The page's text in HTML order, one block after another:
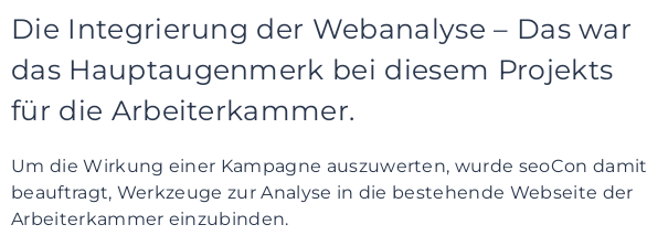
Die Integrierung der Webanalyse – Das war
das Hauptaugenmerk bei diesem Projekts
für die Arbeiterkammer.
Um die Wirkung einer Kampagne auszuwerten, wurde seoCon damit
beauftragt, Werkzeuge zur Analyse in die bestehende Webseite der
Arbeiterkammer einzubinden.